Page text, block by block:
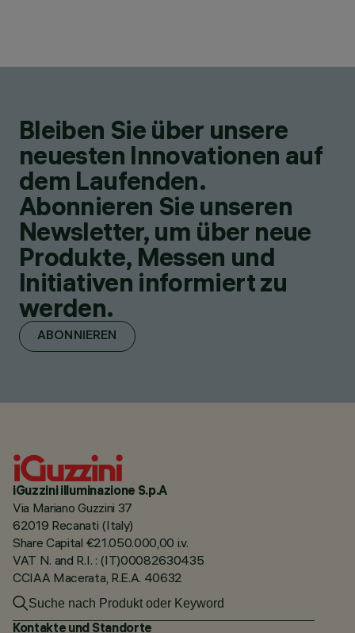
Bleiben Sie über unsere
neuesten Innovationen auf
dem Laufenden.
Abonnieren Sie unseren
Newsletter, um über neue
Produkte, Messen und
Initiativen informiert zu
werden.
ABONNIEREN
iGuzzini illuminazione S.p.A
Via Mariano Guzzini 37
62019 Recanati (Italy)
Share Capital €21.050.000,00 i.v.
VAT N. and R.I. : (IT)00082630435
CCIAA Macerata, R.E.A. 40632
Kontakte und Standorte